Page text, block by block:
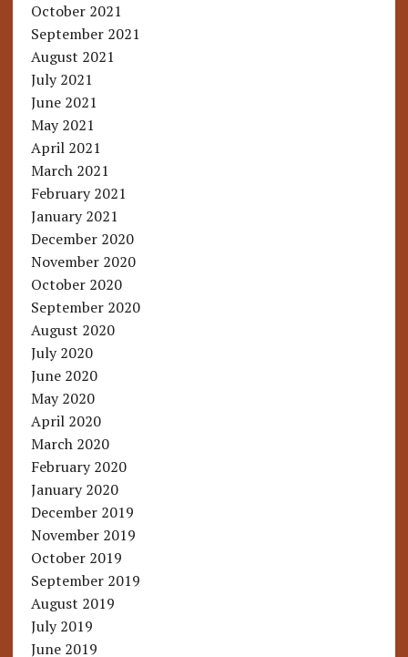
October 2021
September 2021
August 2021
July 2021
June 2021
May 2021
April 2021
March 2021
February 2021
January 2021
December 2020
November 2020
October 2020
September 2020
August 2020
July 2020
June 2020
May 2020
April 2020
March 2020
February 2020
January 2020
December 2019
November 2019
October 2019
September 2019
August 2019
July 2019
June 2019